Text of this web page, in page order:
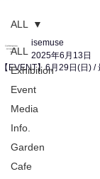
ALL
Exhibition
Event
Media
Info.
Garden
Cafe
ALL
【EVENT】6月29日(日)
isemuse
2025年6月13日